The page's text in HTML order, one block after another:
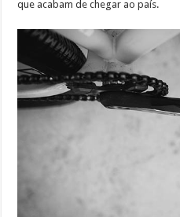
que acabam de chegar ao país.